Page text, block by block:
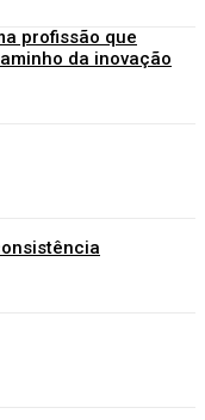
profissão que
da inovação